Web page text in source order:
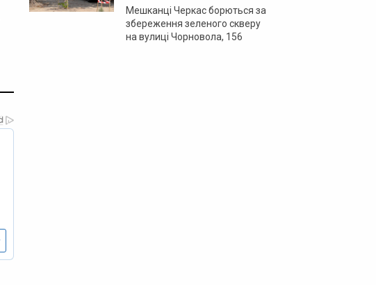
Мешканці Черкас борються за
збереження зеленого скверу
на вулиці Чорновола, 156